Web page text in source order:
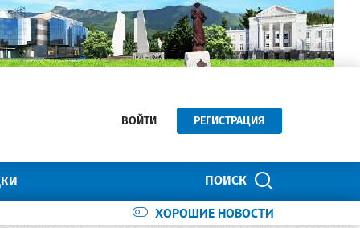
ВОЙТИ РЕГИСТРАЦИЯ
ПОИСК
ХОРОШИЕ НОВОСТИ